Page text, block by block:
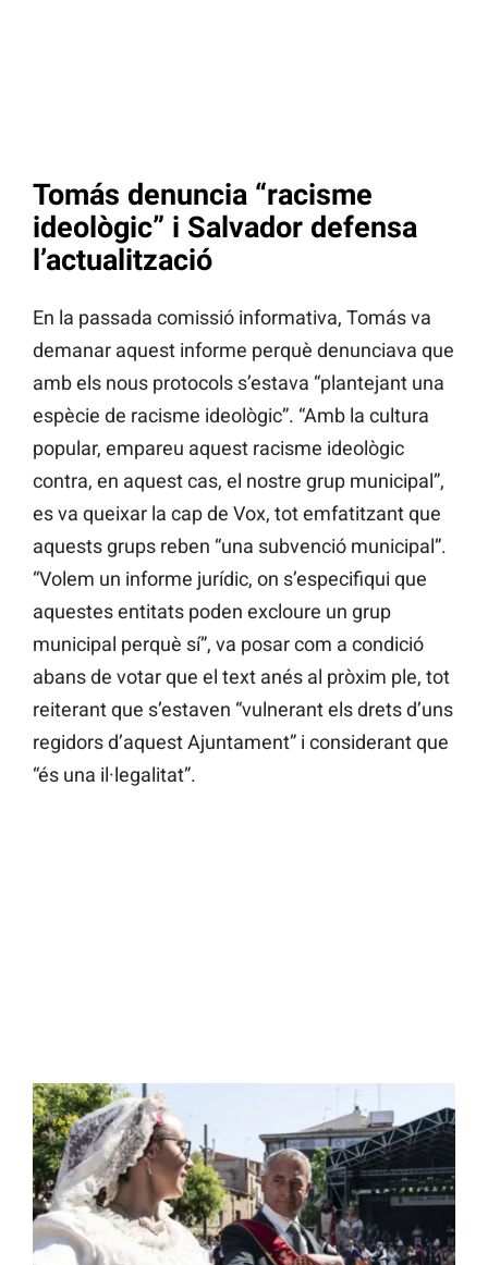
Tomás denuncia “racisme
ideològic” i Salvador defensa
l’actualització
En la passada comissió informativa, Tomás va
demanar aquest informe perquè denunciava que
amb els nous protocols s’estava “plantejant una
espècie de racisme ideològic”. “Amb la cultura
popular, empareu aquest racisme ideològic
contra, en aquest cas, el nostre grup municipal”,
es va queixar la cap de Vox, tot emfatitzant que
aquests grups reben “una subvenció municipal”.
“Volem un informe jurídic, on s’especifiqui que
aquestes entitats poden excloure un grup
municipal perquè sí”, va posar com a condició
abans de votar que el text anés al pròxim ple, tot
reiterant que s’estaven “vulnerant els drets d’uns
regidors d’aquest Ajuntament” i considerant que
“és una il·legalitat”.